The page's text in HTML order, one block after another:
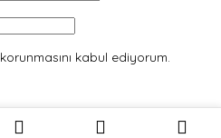
kabul ediyorum.